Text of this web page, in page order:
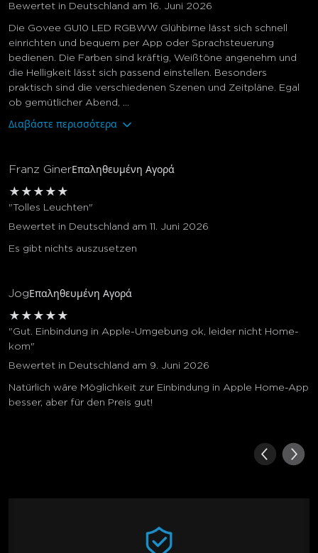
Bewertet in Deutschland am 16. Juni 2026
Die Govee GU10 LED RGBWW Glühbirne lässt sich schnell
einrichten und bequem per App oder Sprachsteuerung
bedienen. Die Farben sind kräftig, Weißtöne angenehm und
die Helligkeit lässt sich passend einstellen. Besonders
praktisch sind die verschiedenen Szenen und Zeitpläne. Egal
ob gemütlicher Abend, ...
Διαβάστε περισσότερα
Franz GinerΕπαληθευμένη Αγορά
★ ★ ★ ★ ★
"Tolles Leuchten"
Bewertet in Deutschland am 11. Juni 2026
Es gibt nichts auszusetzen
Jog Επαληθευμένη Αγορά
★ ★ ★ ★ ★
"Gut. Einbindung in Apple-Umgebung ok, leider nicht Home-
kom"
Bewertet in Deutschland am 9. Juni 2026
Natürlich wäre Möglichkeit zur Einbindung in Apple Home-App
besser, aber für den Preis gut!